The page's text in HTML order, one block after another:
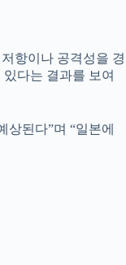
항이나 공격성을 경
다는 결과를 보여
된다”며 “일본에